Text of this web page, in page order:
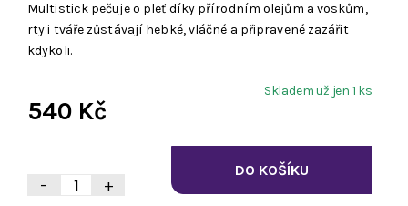
Multistick pečuje o pleť díky přírodním olejům a voskům,
rty i tváře zůstávají hebké, vláčné a připravené zazářit
kdykoli.
Skladem už jen 1 ks
540 Kč
- +